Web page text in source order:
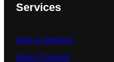
Services
Help & Ordering
About Tracking